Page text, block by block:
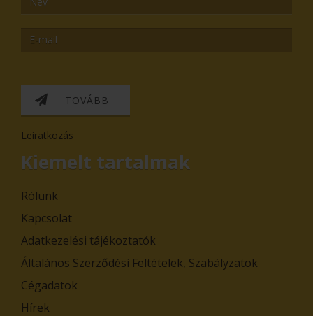
TOVÁBB
Leiratkozás
Kiemelt tartalmak
Rólunk
Kapcsolat
Adatkezelési tájékoztatók
Általános Szerződési Feltételek, Szabályzatok
Cégadatok
Hírek